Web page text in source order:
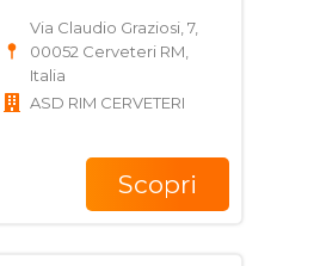
Via Claudio Graziosi, 7,
00052 Cerveteri RM,
Italia
ASD RIM CERVETERI
Scopri